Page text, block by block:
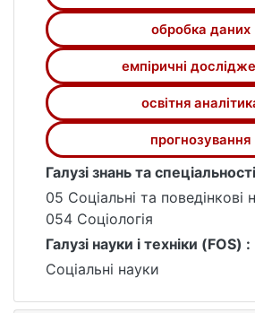
обробка даних
емпіричні
освітня
прогнозування
Галузі знань та
05 Соціальні та поведінкові
054 Соціологія
Галузі науки і техніки (FOS) :
Соціальні науки